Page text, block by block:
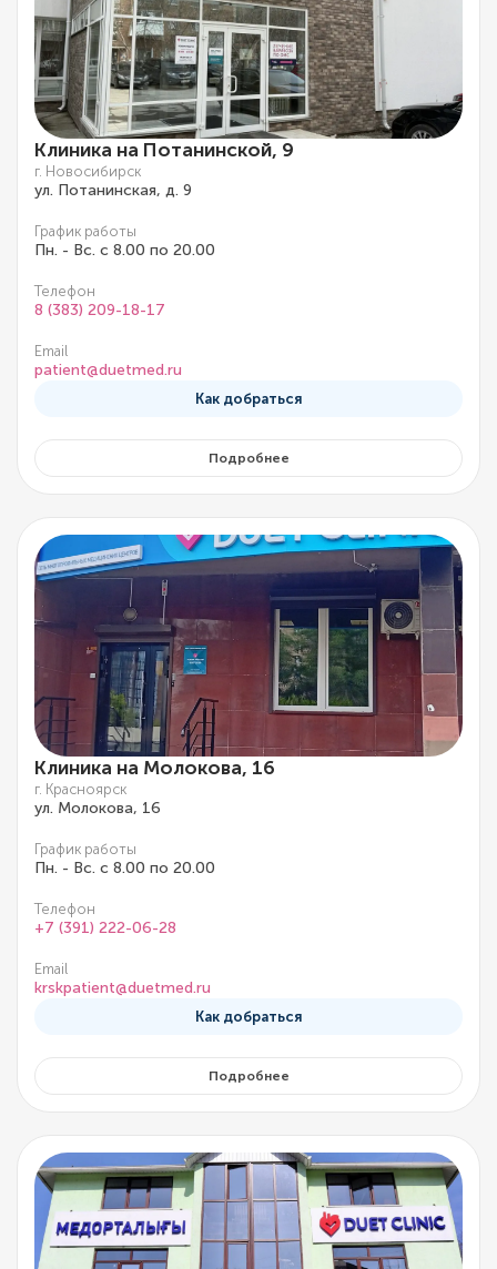
Клиника на Потанинской, 9
г. Новосибирск
ул. Потанинская, д. 9
График работы
Пн. - Вс. с 8.00 по 20.00
Телефон
8 (383) 209-18-17
Email
patient@duetmed.ru
Как добраться
Подробнее
Клиника на Молокова, 16
г. Красноярск
ул. Молокова, 16
График работы
Пн. - Вс. с 8.00 по 20.00
Телефон
+7 (391) 222-06-28
Email
krskpatient@duetmed.ru
Как добраться
Подробнее